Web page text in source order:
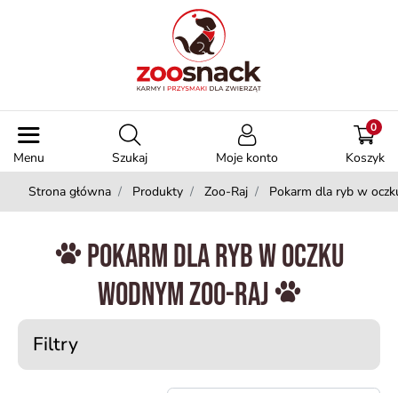
Menu Szukaj Moje konto Koszyk
0
Strona główna Produkty Zoo-Raj Pokarm dla ryb w
Pokarm dla ryb w oczku
wodnym Zoo-Raj
Filtry